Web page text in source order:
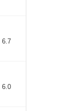
6.7
6.0